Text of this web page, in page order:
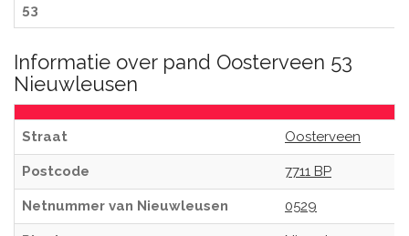
53
Informatie over pand Oosterveen 53
Nieuwleusen
Straat Oosterveen
Postcode 7711 BP
Netnummer van Nieuwleusen 0529